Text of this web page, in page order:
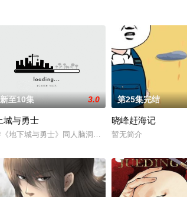
精神。
屁股，我敲他后脑勺！与妖斗：大黑，五步倒三倍量
至10集 3.0
城与勇士
《地下城与勇士》同人脑洞泡面番。主角本是战（氪
第25集完结
晓峰赶海记
暂无简介